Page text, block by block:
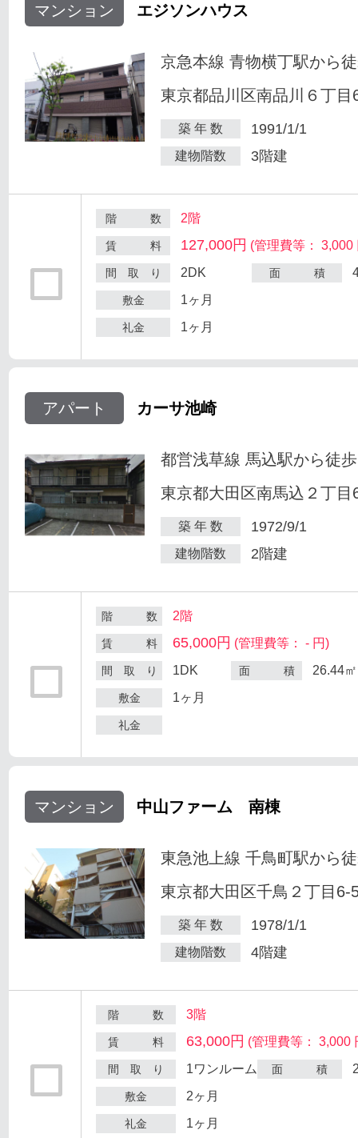
マンション エジソンハウス
京急本線 青物横丁駅から
東京都品川区南品川６丁目
築 年 数 1991/1/1
建物階数 3階建
階 数 2階
賃 料 127,000円 (管理費等： 3,000
間 取 り 2DK 面 積
敷金 1ヶ月
礼金 1ヶ月
アパート カーサ池崎
都営浅草線 馬込駅から徒
東京都大田区南馬込２丁目
築 年 数 1972/9/1
建物階数 2階建
階 数 2階
賃 料 65,000円 (管理費等： - 円)
間 取 り 1DK 面 積 26.44㎡
敷金 1ヶ月
礼金
マンション 中山ファーム 南棟
東急池上線 千鳥町駅から
東京都大田区千鳥２丁目6-
築 年 数 1978/1/1
建物階数 4階建
階 数 3階
賃 料 63,000円 (管理費等： 3,000
間 取 り 1ワンルーム 面 積
敷金 2ヶ月
礼金 1ヶ月